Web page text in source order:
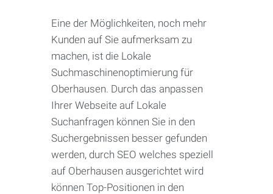
Eine der Möglichkeiten, noch mehr
Kunden auf Sie aufmerksam zu
machen, ist die Lokale
Suchmaschinenoptimierung für
Oberhausen. Durch das anpassen
Ihrer Webseite auf Lokale
Suchanfragen können Sie in den
Suchergebnissen besser gefunden
werden, durch SEO welches speziell
auf Oberhausen ausgerichtet wird
können Top-Positionen in den